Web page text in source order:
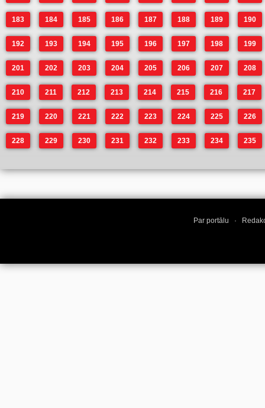
183 184 185 186 187 188 189 190
192 193 194 195 196 197 198 199
201 202 203 204 205 206 207 208
210 211 212 213 214 215 216 217
219 220 221 222 223 224 225 226
228 229 230 231 232 233 234 235
Par portālu ·